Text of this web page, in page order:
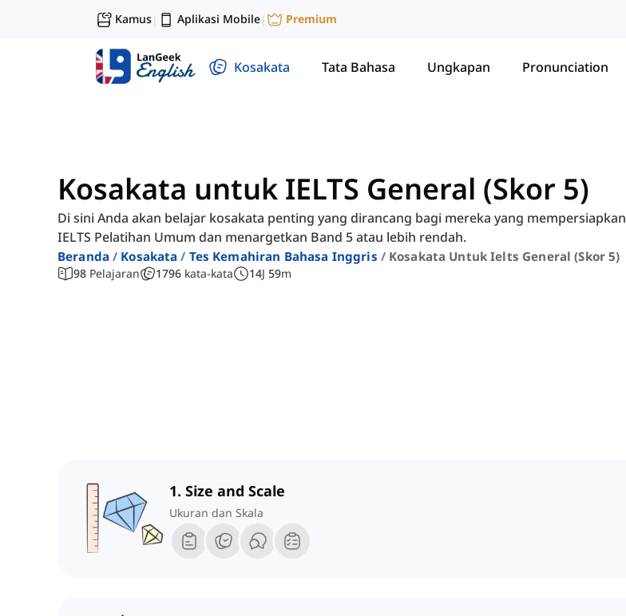
Kamus| Aplikasi Mobile| Premium
Kosakata Tata Bahasa Ungkapan Pronunciation
Kosakata untuk IELTS General (Skor 5)
Di sini Anda akan belajar kosakata penting yang dirancang bagi mereka yang mempersiapkan
IELTS Pelatihan Umum dan menargetkan Band 5 atau lebih rendah.
Beranda Kosakata Tes Kemahiran Bahasa Inggris Kosakata Untuk Ielts General (skor 5)
98 Pelajaran 1796 kata-kata 14J 59m
1. Size and Scale
Ukuran dan Skala